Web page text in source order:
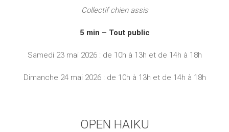
Collectif chien assis
5 min – Tout public
Samedi 23 mai 2026 : de 10h à 13h et de 14h à 18h
Dimanche 24 mai 2026 : de 10h à 13h et de 14h à 18h
OPEN HAIKU